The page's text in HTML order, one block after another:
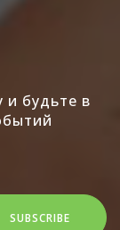
и будьте в
SUBSCRIBE